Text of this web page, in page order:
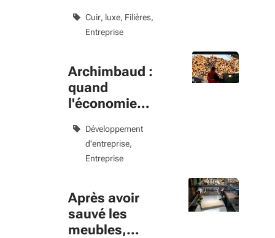
relocalisation
Cuir, luxe Filières
Entreprise
Archimbaud :
quand
l'économie
un modèle
industriel
Développement
d'entreprise
Entreprise
Après avoir
sauvé les
meubles,